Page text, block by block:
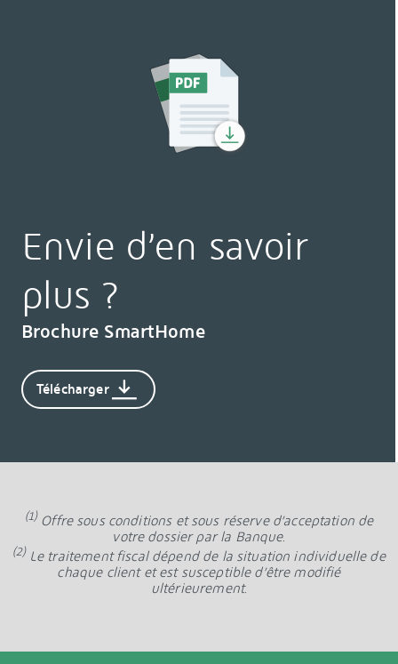
Envie d’en savoir
plus ?
Brochure SmartHome
Télécharger
(1)Offre sous conditions et sous réserve d’acceptation de
votre dossier par la Banque.
(2) Le traitement fiscal dépend de la situation individuelle de
chaque client et est susceptible d’être modifié
ultérieurement.